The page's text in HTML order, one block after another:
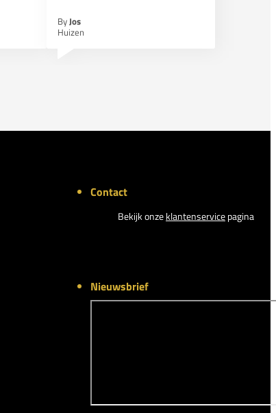
ByJos
Huizen
Contact
Bekijk onzeklantenservicepagina
Nieuwsbrief